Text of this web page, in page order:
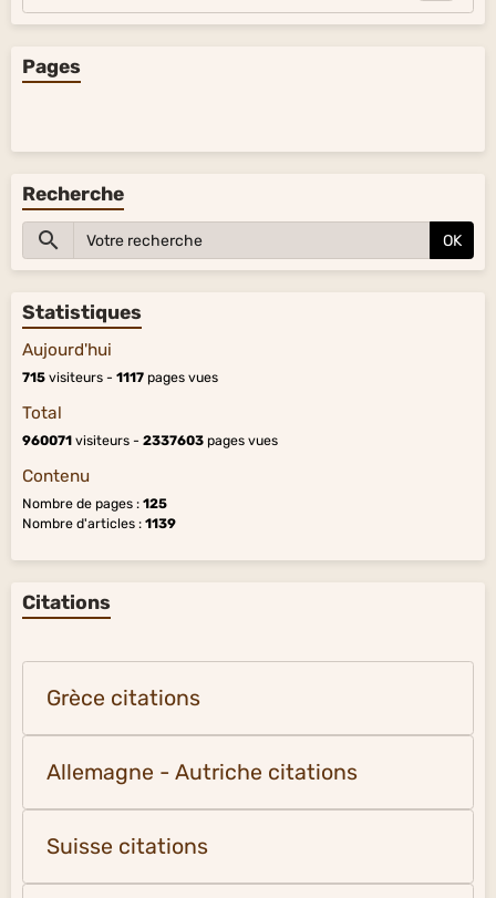
Pages
Recherche
OK
Statistiques
Aujourd'hui
715 visiteurs - 1117 pages vues
Total
960071 visiteurs - 2337603 pages vues
Contenu
Nombre de pages : 125
Nombre d'articles : 1139
Citations
Grèce citations
Allemagne - Autriche citations
Suisse citations